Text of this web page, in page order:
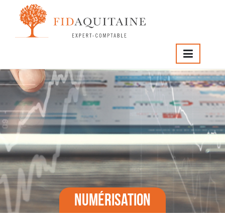
Numérisation